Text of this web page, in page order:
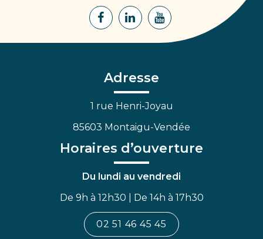
Lien
Facebook
Lien
Lien
Adresse
1 rue Henri-Joyau
85603 Montaigu-Vendée
Horaires d’ouverture
Du lundi au vendredi
De 9h à 12h30 | De 14h à 17h30
02 51 46 45 45